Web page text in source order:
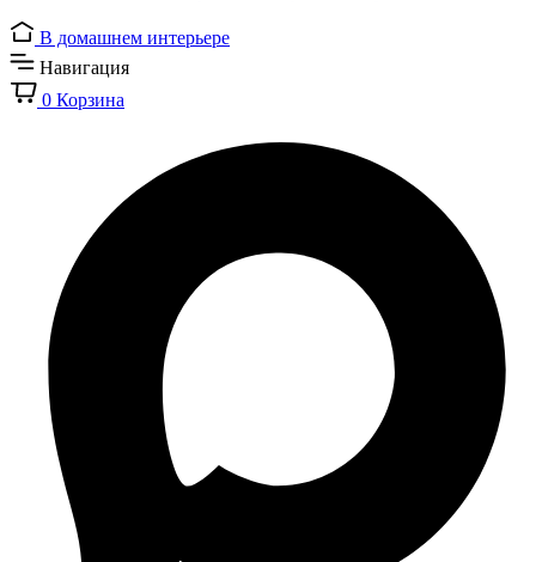
В домашнем интерьере
Навигация
0 Корзина